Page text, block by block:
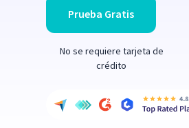
Prueba Gratis
No se requiere tarjeta de
crédito